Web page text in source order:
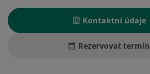
Kontaktní údaje
Rezervovat termín